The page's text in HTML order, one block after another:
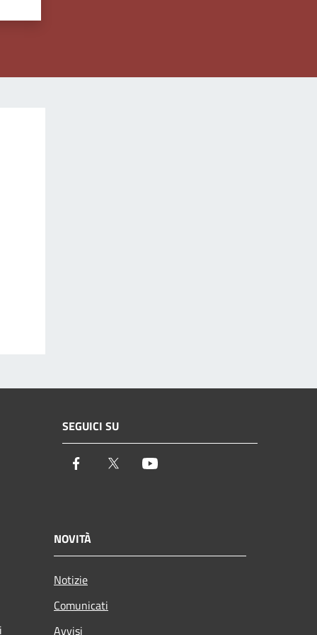
SEGUICI SU
Facebook Twitter
NOVITÀ
Notizie
Comunicati
Avvisi